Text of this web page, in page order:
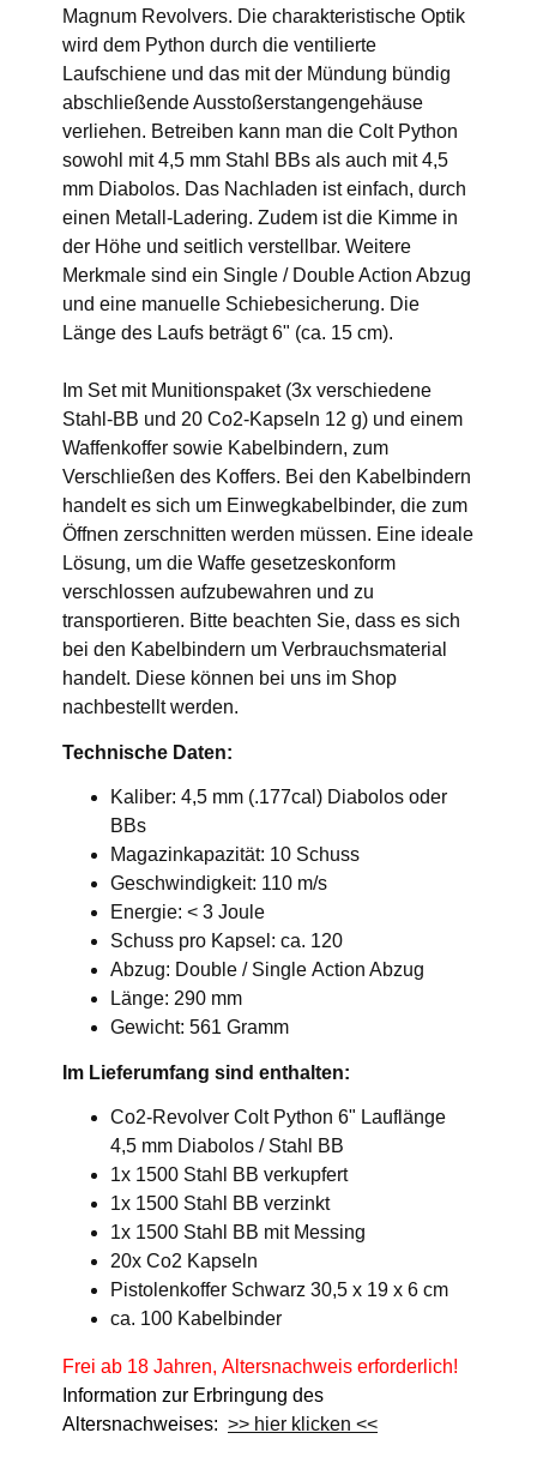
Magnum Revolvers. Die charakteristische Optik
wird dem Python durch die ventilierte
Laufschiene und das mit der Mündung bündig
abschließende Ausstoßerstangengehäuse
verliehen. Betreiben kann man die Colt Python
sowohl mit 4,5 mm Stahl BBs als auch mit 4,5
mm Diabolos. Das Nachladen ist einfach, durch
einen Metall-Ladering. Zudem ist die Kimme in
der Höhe und seitlich verstellbar. Weitere
Merkmale sind ein Single / Double Action Abzug
und eine manuelle Schiebesicherung. Die
Länge des Laufs beträgt 6" (ca. 15 cm).
Im Set mit Munitionspaket (3x verschiedene
Stahl-BB und 20 Co2-Kapseln 12 g) und einem
Waffenkoffer sowie Kabelbindern, zum
Verschließen des Koffers. Bei den Kabelbindern
handelt es sich um Einwegkabelbinder, die zum
Öffnen zerschnitten werden müssen. Eine ideale
Lösung, um die Waffe gesetzeskonform
verschlossen aufzubewahren und zu
transportieren. Bitte beachten Sie, dass es sich
bei den Kabelbindern um Verbrauchsmaterial
handelt. Diese können bei uns im Shop
nachbestellt werden.
Technische Daten:
Kaliber: 4,5 mm (.177cal) Diabolos oder
BBs
Magazinkapazität: 10 Schuss
Geschwindigkeit: 110 m/s
Energie: < 3 Joule
Schuss pro Kapsel: ca. 120
Abzug: Double / Single Action Abzug
Länge: 290 mm
Gewicht: 561 Gramm
Im Lieferumfang sind enthalten:
Co2-Revolver Colt Python 6" Lauflänge
4,5 mm Diabolos / Stahl BB
1x 1500 Stahl BB verkupfert
1x 1500 Stahl BB verzinkt
1x 1500 Stahl BB mit Messing
20x Co2 Kapseln
Pistolenkoffer Schwarz 30,5 x 19 x 6 cm
ca. 100 Kabelbinder
Frei ab 18 Jahren, Altersnachweis erforderlich!
Information zur Erbringung des
Altersnachweises: >> hier klicken <<